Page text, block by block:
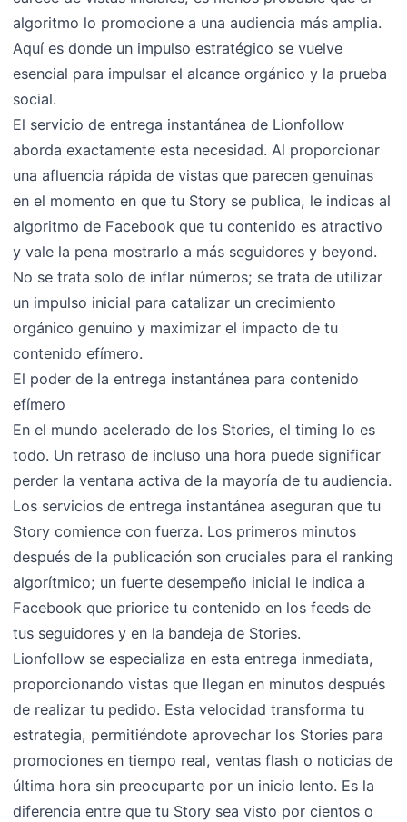
algoritmo lo promocione a una audiencia más amplia.
Aquí es donde un impulso estratégico se vuelve
esencial para impulsar el alcance orgánico y la prueba
social.
El servicio de entrega instantánea de Lionfollow
aborda exactamente esta necesidad. Al proporcionar
una afluencia rápida de vistas que parecen genuinas
en el momento en que tu Story se publica, le indicas al
algoritmo de Facebook que tu contenido es atractivo
y vale la pena mostrarlo a más seguidores y beyond.
No se trata solo de inflar números; se trata de utilizar
un impulso inicial para catalizar un crecimiento
orgánico genuino y maximizar el impacto de tu
contenido efímero.
El poder de la entrega instantánea para contenido
efímero
En el mundo acelerado de los Stories, el timing lo es
todo. Un retraso de incluso una hora puede significar
perder la ventana activa de la mayoría de tu audiencia.
Los servicios de entrega instantánea aseguran que tu
Story comience con fuerza. Los primeros minutos
después de la publicación son cruciales para el ranking
algorítmico; un fuerte desempeño inicial le indica a
Facebook que priorice tu contenido en los feeds de
tus seguidores y en la bandeja de Stories.
Lionfollow se especializa en esta entrega inmediata,
proporcionando vistas que llegan en minutos después
de realizar tu pedido. Esta velocidad transforma tu
estrategia, permitiéndote aprovechar los Stories para
promociones en tiempo real, ventas flash o noticias de
última hora sin preocuparte por un inicio lento. Es la
diferencia entre que tu Story sea visto por cientos o